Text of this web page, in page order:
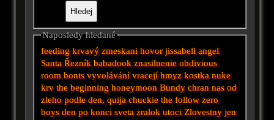
Naposledy hledané
feeding krvavý zmeskani hovor jissabell angel
Santa Řezník babadook znasilnenie obdivious
room honts vyvolávání vracejí hmyz kostka nuke
krv the beginning honeymoon Bundy chran nas od
zleho podle den, quija chuckie the follow zero
boys den po konci sveta zralok utoci Zlovestny jen